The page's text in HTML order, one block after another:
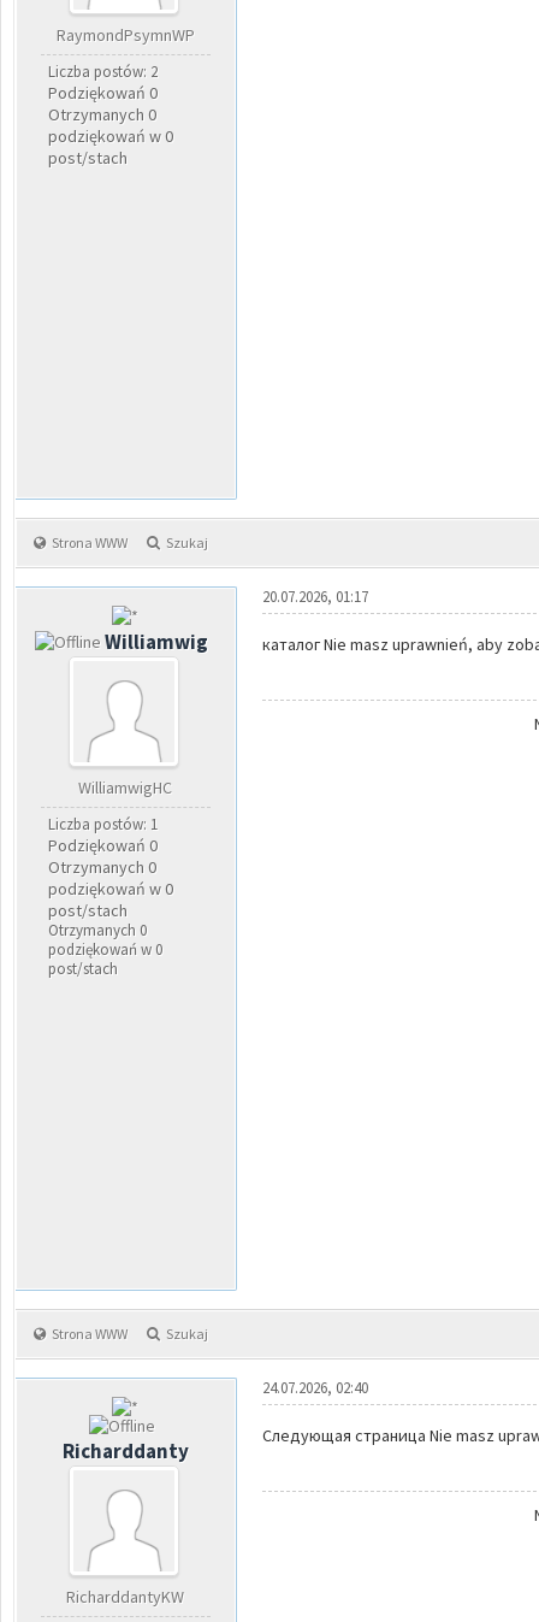
RaymondPsymnWP
Liczba postów: 2
Podziękowań 0
Otrzymanych 0
podziękowań w 0
post/stach
Strona WWW Szukaj
Williamwig
WilliamwigHC
Liczba postów: 1
Podziękowań 0
Otrzymanych 0
podziękowań w 0
post/stach
Otrzymanych 0
podziękowań w 0
post/stach
20.07.2026, 01:17
каталог Nie masz uprawnień, aby
Strona WWW Szukaj
Richarddanty
RicharddantyKW
24.07.2026, 02:40
Следующая страница Nie masz